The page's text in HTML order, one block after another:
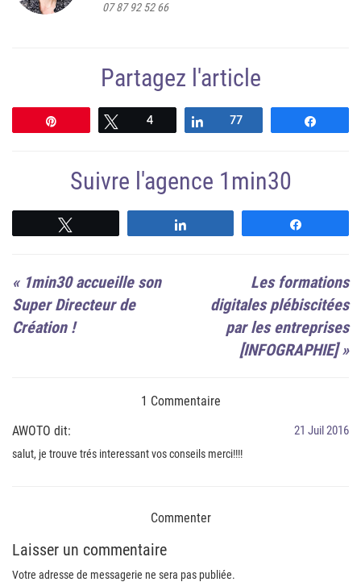
07 87 92 52 66
Partagez l'article
Tweetez
4 Partagez
77
Suivre l'agence 1min30
« 1min30 accueille son
Super Directeur de
Création !
Les formations
digitales plébiscitées
par les entreprises
[INFOGRAPHIE]»
1 Commentaire
AWOTO dit:
21 Juil 2016
salut, je trouve trés interessant vos conseils merci!!!!
Commenter
Laisser un commentaire
Votre adresse de messagerie ne sera pas publiée.